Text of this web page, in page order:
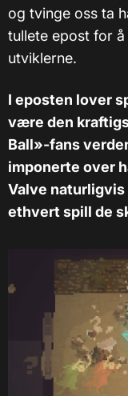
og tvinge oss ta
tullete epost for
utviklerne.
I eposten lover
være den
Ball»-fans
imponerte over
Valve naturligvis
ethvert spill de